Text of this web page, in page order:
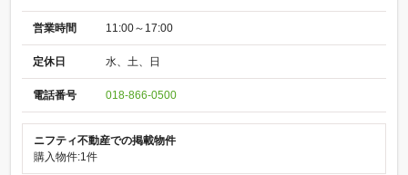
営業時間 11:00～17:00
定休日 水、土、日
電話番号 018-866-0500
ニフティ不動産での掲載物件
購入物件:1件